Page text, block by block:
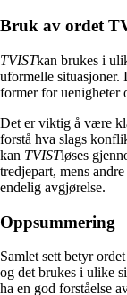
Bruk av ordet
TVISTkan brukes i
uformelle situasjoner.
former for uenigheter
Det er viktig å være
forstå hva slags
kan TVISTløses
tredjepart, mens
endelig avgjørelse.
Oppsummering
Samlet sett betyr ordet
og det brukes i ulike
ha en god forståelse